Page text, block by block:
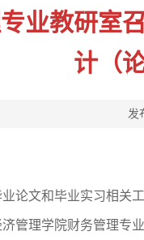
业教研室
计（
发
业论文和毕业实习相关
管理学院财务管理专